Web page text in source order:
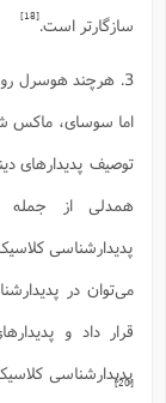
سازگارتر است.
3. هرچند هوسرل
اما سوسای، ماکس
توصیف پدیدارهای
همدلی از جمله
پدیدارشناسى
می‌توان در
قرار داد و
پدیدارشناسى